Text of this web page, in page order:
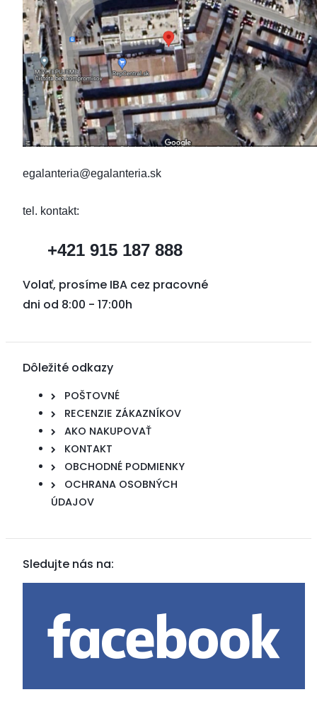
egalanteria@egalanteria.sk
tel. kontakt:
+421 915 187 888
Volať, prosíme IBA cez pracovné
dni od 8:00 - 17:00h
Dôležité odkazy
POŠTOVNÉ
RECENZIE ZÁKAZNÍKOV
AKO NAKUPOVAŤ
KONTAKT
OBCHODNÉ PODMIENKY
OCHRANA OSOBNÝCH
ÚDAJOV
Sledujte nás na: